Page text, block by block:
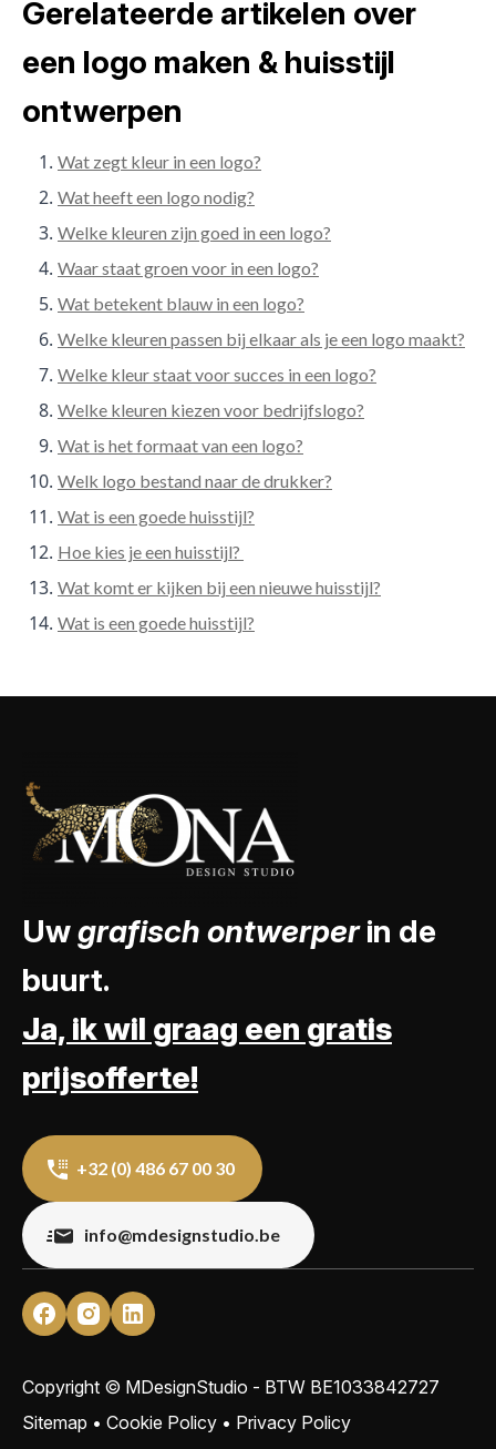
Gerelateerde artikelen over
een logo maken & huisstijl
ontwerpen
Wat zegt kleur in een logo?
Wat heeft een logo nodig?
Welke kleuren zijn goed in een logo?
Waar staat groen voor in een logo?
Wat betekent blauw in een logo?
Welke kleuren passen bij elkaar als je een logo maakt?
Welke kleur staat voor succes in een logo?
Welke kleuren kiezen voor bedrijfslogo?
Wat is het formaat van een logo?
Welk logo bestand naar de drukker?
Wat is een goede huisstijl?
Hoe kies je een huisstijl?
Wat komt er kijken bij een nieuwe huisstijl?
Wat is een goede huisstijl?
Uwgrafisch ontwerperin de
buurt.
Ja, ik wil graag een gratis
prijsofferte!
+32 (0) 486 67 00 30
info@mdesignstudio.be
Copyright © MDesignStudio - BTW BE1033842727
Sitemap • Cookie Policy • Privacy Policy